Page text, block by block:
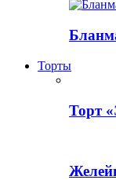
Торты
Торт